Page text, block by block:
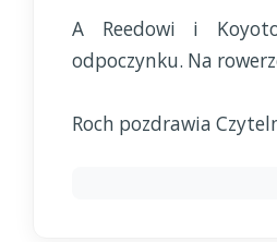
A Reedowi i
odpoczynku. Na
Roch pozdrawia